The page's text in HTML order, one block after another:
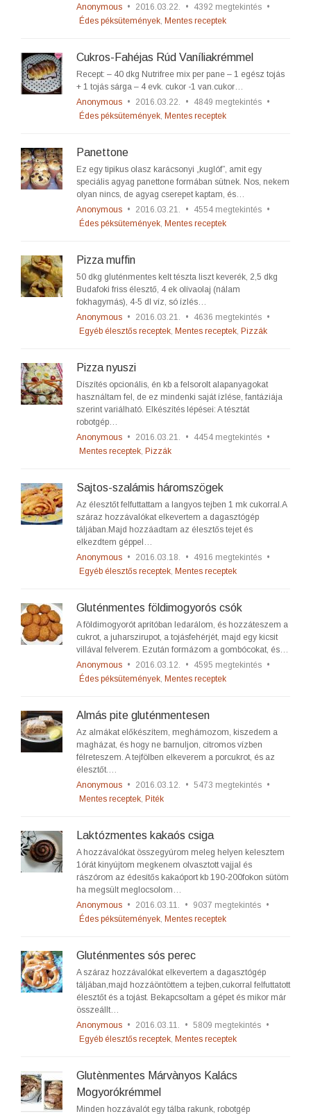
Anonymous • 2016.03.22. • 4392 megtekintés •
Édes péksütemények, Mentes receptek
Cukros-Fahéjas Rúd Vaníliakrémmel
Recept: – 40 dkg Nutrifree mix per pane – 1 egész tojás
+ 1 tojás sárga – 4 evk. cukor -1 van.cukor…
Anonymous • 2016.03.22. • 4849 megtekintés •
Édes péksütemények, Mentes receptek
Panettone
Ez egy tipikus olasz karácsonyi „kuglóf”, amit egy
speciális agyag panettone formában sütnek. Nos, nekem
olyan nincs, de agyag cserepet kaptam, és…
Anonymous • 2016.03.21. • 4554 megtekintés •
Édes péksütemények, Mentes receptek
Pizza muffin
50 dkg gluténmentes kelt tészta liszt keverék, 2,5 dkg
Budafoki friss élesztő, 4 ek olívaolaj (nálam
fokhagymás), 4-5 dl víz, só ízlés…
Anonymous • 2016.03.21. • 4636 megtekintés •
Egyéb élesztős receptek, Mentes receptek, Pizzák
Pizza nyuszi
Díszítés opcionális, én kb a felsorolt alapanyagokat
használtam fel, de ez mindenki saját ízlése, fantáziája
szerint variálható. Elkészítés lépései: A tésztát
robotgép…
Anonymous • 2016.03.21. • 4454 megtekintés •
Mentes receptek, Pizzák
Sajtos-szalámis háromszögek
Az élesztőt felfuttattam a langyos tejben 1 mk cukorral.A
száraz hozzávalókat elkevertem a dagasztógép
táljában.Majd hozzáadtam az élesztős tejet és
elkezdtem géppel…
Anonymous • 2016.03.18. • 4916 megtekintés •
Egyéb élesztős receptek, Mentes receptek
Gluténmentes földimogyorós csók
A földimogyorót aprítóban ledarálom, és hozzáteszem a
cukrot, a juharszirupot, a tojásfehérjét, majd egy kicsit
villával felverem. Ezután formázom a gombócokat, és…
Anonymous • 2016.03.12. • 4595 megtekintés •
Édes péksütemények, Mentes receptek
Almás pite gluténmentesen
Az almákat előkészítem, meghámozom, kiszedem a
magházat, és hogy ne barnuljon, citromos vízben
félreteszem. A tejfölben elkeverem a porcukrot, és az
élesztőt.…
Anonymous • 2016.03.12. • 5473 megtekintés •
Mentes receptek, Piték
Laktózmentes kakaós csiga
A hozzávalókat összegyúrom meleg helyen kelesztem
1órát kinyújtom megkenem olvasztott vajjal és
rászórom az édesítős kakaóport kb 190-200fokon sütöm
ha megsült meglocsolom…
Anonymous • 2016.03.11. • 9037 megtekintés •
Édes péksütemények, Mentes receptek
Gluténmentes sós perec
A száraz hozzávalókat elkevertem a dagasztógép
táljában,majd hozzáöntöttem a tejben,cukorral felfuttatott
élesztőt és a tojást. Bekapcsoltam a gépet és mikor már
összeállt…
Anonymous • 2016.03.11. • 5809 megtekintés •
Egyéb élesztős receptek, Mentes receptek
Glutènmentes Márvànyos Kalács
Mogyorókrémmel
Minden hozzávalót egy tálba rakunk, robotgép